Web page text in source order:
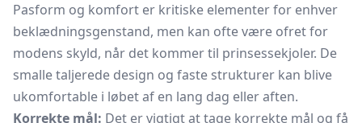
Pasform og komfort er kritiske elementer for enhver
beklædningsgenstand, men kan ofte være ofret for
modens skyld, når det kommer til prinsessekjoler. De
smalle taljerede design og faste strukturer kan blive
ukomfortable i løbet af en lang dag eller aften.
Korrekte mål: Det er vigtigt at tage korrekte mål og få